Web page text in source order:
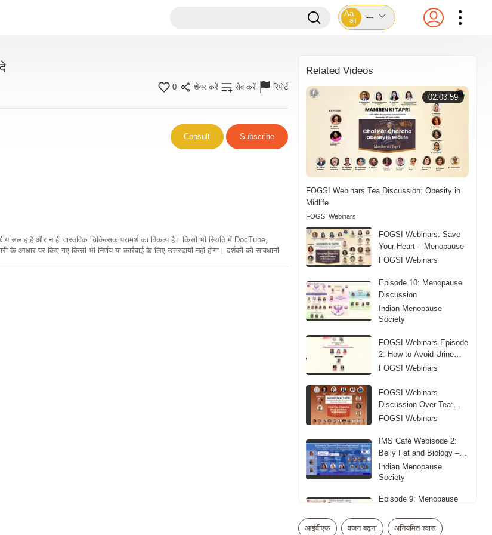
Aa
आ
---
0 शेयर करें सेव करें रिपोर्ट
Consult Subscribe
सलाह है और न ही वास्तविक चिकित्सक परामर्श का विकल्प है। किसी भी स्थिति में DocTube,
पर किए गए किसी भी निर्णय या कार्रवाई के लिए उत्तरदायी नहीं होगा। दर्शकों को सावधानी
Related Videos
02:03:59
FOGSI Webinars Tea Discussion: Obesity in
Midlife
FOGSI Webinars
FOGSI Webinars: Save
Your Heart – Menopause
FOGSI Webinars
Episode 10: Menopause
Discussion
Indian Menopause
Society
FOGSI Webinars Episode
2: How to Avoid Urine
Leakage
FOGSI Webinars
FOGSI Webinars
Discussion Over Tea:
Sleep Problems in
FOGSI Webinars
IMS Café Webisode 2:
Belly Fat and Biology –
Obesity in Midlife
Indian Menopause
Society
Episode 9: Menopause
Indian Menopause
आईवीएफ वजन बढ़ना अनियमित श्वास